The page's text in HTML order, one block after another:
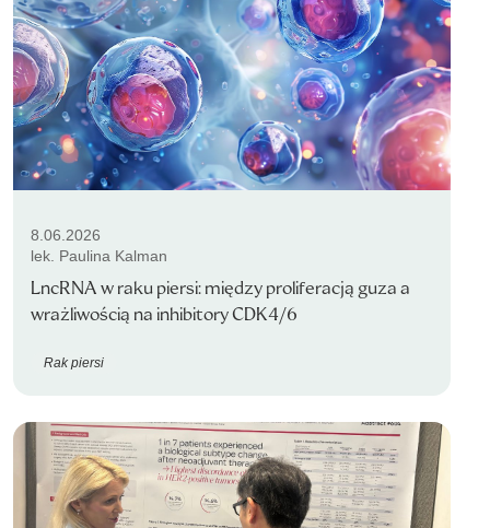
8.06.2026
lek. Paulina Kalman
LncRNA w raku piersi: między proliferacją guza a
wrażliwością na inhibitory CDK4/6
Rak piersi